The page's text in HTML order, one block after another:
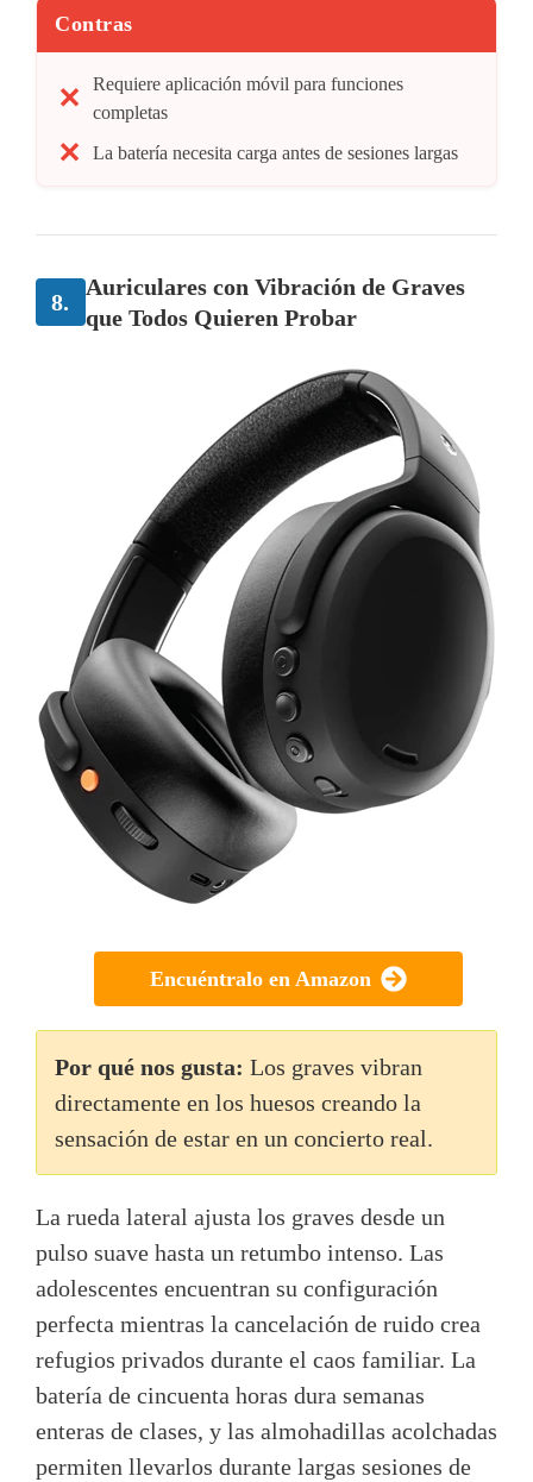
Contras
Requiere aplicación móvil para funciones
completas
La batería necesita carga antes de sesiones largas
8.
Auriculares con Vibración de Graves
que Todos Quieren Probar
Encuéntralo en Amazon
Por qué nos gusta: Los graves vibran
directamente en los huesos creando la
sensación de estar en un concierto real.
La rueda lateral ajusta los graves desde un
pulso suave hasta un retumbo intenso. Las
adolescentes encuentran su configuración
perfecta mientras la cancelación de ruido crea
refugios privados durante el caos familiar. La
batería de cincuenta horas dura semanas
enteras de clases, y las almohadillas acolchadas
permiten llevarlos durante largas sesiones de